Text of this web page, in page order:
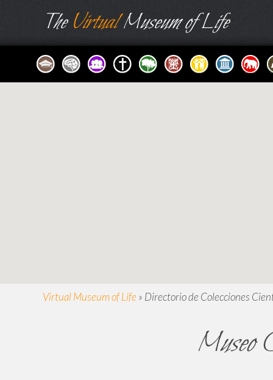
TheVirtualMuseum of Life
Virtual Museum of Life » Directorio de Colecciones